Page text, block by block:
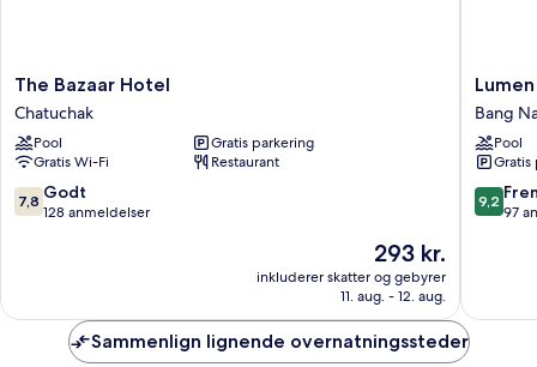
The
Bazaar
Hotel
Chatuchak
The Bazaar Hotel
Chatuchak
Pool
Gratis parkering
Gratis Wi-Fi
Restaurant
7.8
ud
anmeldelser
7,8 Godt
128 anmeldelser
Prisen
er
293 kr.
293 kr.
inkluderer skatter og gebyrer
11. aug. - 12. aug.
Lumen
Station
Bang
Na
Bang
Pool
Gratis
9.2
ud
9,2
97
Sammenlign lignende overnatningssteder